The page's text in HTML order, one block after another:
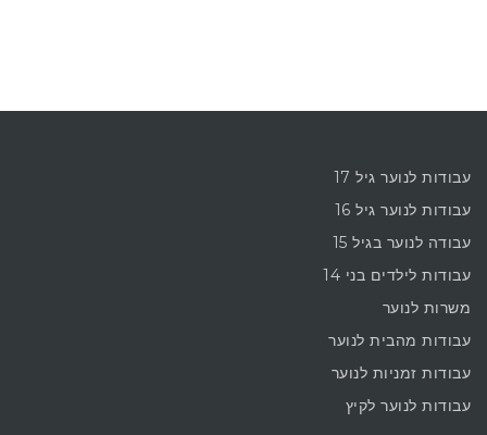
עבודות לנוער גיל 17
עבודות לנוער גיל 16
עבודה לנוער בגיל 15
עבודות לילדים בני 14
משרות לנוער
עבודות מהבית לנוער
עבודות זמניות לנוער
עבודות לנוער לקיץ